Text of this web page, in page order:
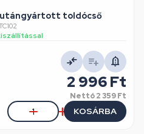
utángyártott toldócső
2 996 Ft
Nettó2 359 Ft
KOSÁRBA